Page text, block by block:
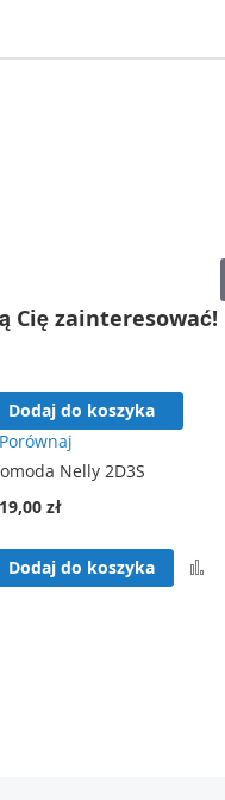
Cię zainteresować!
Dodaj do koszyka
Porównaj
Nelly 2D3S
zł
Dodaj do koszyka